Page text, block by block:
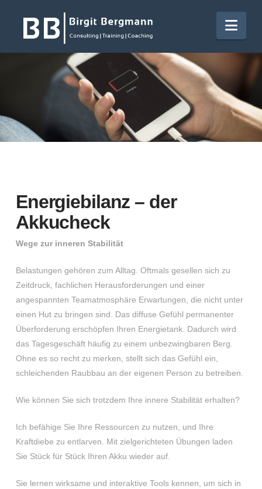
Energiebilanz – der
Akkucheck
Wege zur inneren Stabilität
Belastungen gehören zum Alltag. Oftmals gesellen sich zu
Zeitdruck, fachlichen Herausforderungen und einer
angespannten Teamatmosphäre Erwartungen, die nicht unter
einen Hut zu bringen sind. Das diffuse Gefühl permanenter
Überforderung erschöpfen Ihren Energietank. Dadurch wird
das Tagesgeschäft häufig zu einem unbezwingbaren Berg.
Ohne es so recht zu merken, stellt sich das Gefühl ein,
schleichenden Raubbau an der eigenen Person zu betreiben.
Wie können Sie sich trotzdem Ihre innere Stabilität erhalten?
Ich befähige Sie Ihre Ressourcen zu nutzen, und Ihre
Kraftdiebe zu entlarven. Mit zielgerichteten Übungen laden
Sie Stück für Stück Ihren Akku wieder auf.
Sie lernen wirksame und interaktive Tools kennen, um sich in